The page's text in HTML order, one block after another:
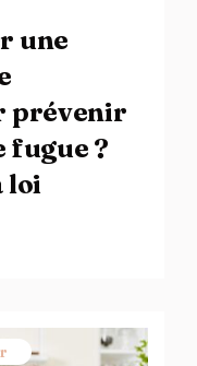
une
prévenir
fugue ?
loi